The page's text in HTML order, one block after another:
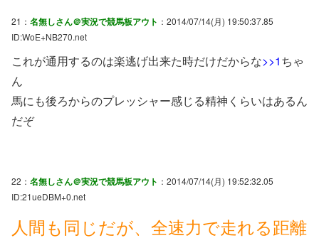
21： 名無しさん＠実況で競馬板アウト ：2014/07/14(月) 19:50:37.85
ID:WoE+NB270.net
これが通用するのは楽逃げ出来た時だけだからな>>1ちゃ
ん
馬にも後ろからのプレッシャー感じる精神くらいはあるん
だぞ
22： 名無しさん＠実況で競馬板アウト ：2014/07/14(月) 19:52:32.05
ID:21ueDBM+0.net
人間も同じだが、全速力で走れる距離